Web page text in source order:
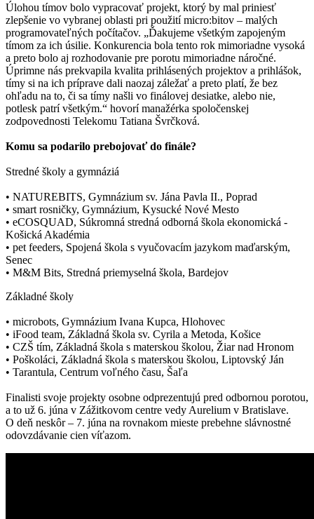
Úlohou tímov bolo vypracovať projekt, ktorý by mal priniesť
zlepšenie vo vybranej oblasti pri použití micro:bitov – malých
programovateľných počítačov. „Ďakujeme všetkým zapojeným
tímom za ich úsilie. Konkurencia bola tento rok mimoriadne vysoká
a preto bolo aj rozhodovanie pre porotu mimoriadne náročné.
Úprimne nás prekvapila kvalita prihlásených projektov a prihlášok,
tímy si na ich príprave dali naozaj záležať a preto platí, že bez
ohľadu na to, či sa tímy našli vo finálovej desiatke, alebo nie,
potlesk patrí všetkým.“ hovorí manažérka spoločenskej
zodpovednosti Telekomu Tatiana Švrčková.
Komu sa podarilo prebojovať do finále?
Stredné školy a gymnáziá
• NATUREBITS, Gymnázium sv. Jána Pavla II., Poprad
• smart rosničky, Gymnázium, Kysucké Nové Mesto
• eCOSQUAD, Súkromná stredná odborná škola ekonomická -
Košická Akadémia
• pet feeders, Spojená škola s vyučovacím jazykom maďarským,
Senec
• M&M Bits, Stredná priemyselná škola, Bardejov
Základné školy
• microbots, Gymnázium Ivana Kupca, Hlohovec
• iFood team, Základná škola sv. Cyrila a Metoda, Košice
• CZŠ tím, Základná škola s materskou školou, Žiar nad Hronom
• Poškoláci, Základná škola s materskou školou, Liptovský Ján
• Tarantula, Centrum voľného času, Šaľa
Finalisti svoje projekty osobne odprezentujú pred odbornou porotou,
a to už 6. júna v Zážitkovom centre vedy Aurelium v Bratislave.
O deň neskôr – 7. júna na rovnakom mieste prebehne slávnostné
odovzdávanie cien víťazom.